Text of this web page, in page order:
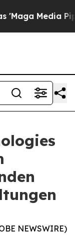
Media
NEWSWIRE)